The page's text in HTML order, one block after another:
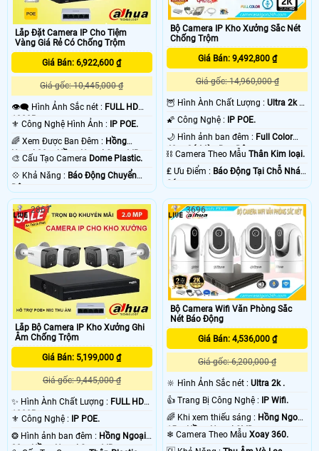
Lắp Đặt Camera IP Cho Tiệm
Vàng Giá Rẻ Có Chống Trộm
Giá Bán: 6,922,600 ₫
Giá gốc: 10,445,000 ₫
👁️‍🗨 Hình Ảnh Sắc nét : FULL HD
1080P .
⚜️ Công Nghệ Hình Ảnh : IP POE.
🌈 Xem Được Ban Đêm : Hồng
Ngoại 30m Hồng Ngoại Smart IR.
🎨 Cấu Tạo Camera Dome Plastic.
️💠 Khả Năng : Báo Động Chuyển
Động.
Bộ Camera IP Kho Xưởng Sắc Nét
Chống Trộm
Giá Bán: 9,492,800 ₫
Giá gốc: 14,960,000 ₫
🦉 Hình Ành Chất Lượng :Ultra 2k +
🌠 Công Nghệ : IP POE.
🌙 Hình ảnh ban đêm : Full Color
40m Có Màu Ban Ðêm.
⛓ Camera Theo MẫuThân Kim loại.
️₤ Ưu Điểm : Báo Động Tại Chỗ Nháy
Sáng.
Lắp Bộ Camera IP Kho Xưởng Ghi
Âm Chống Trộm
Giá Bán: 5,199,000 ₫
Giá gốc: 9,445,000 ₫
✨ Hình Ành Chất Lượng : FULL HD
1080P .
⚜️ Công Nghệ :
IP POE.
❂ Hình ảnh ban đêm : Hồng Ngoại
30m Hồng Ngoại Smart IR.
2861
Bộ Camera Wifi Văn Phòng Sắc
Nét Báo Động
Giá Bán: 4,536,000 ₫
Giá gốc: 6,200,000 ₫
🔆 Hình Ảnh Sắc nét :Ultra 2k .
👍 Trang Bị Công Nghệ :
IP Wifi.
🌈 Khi xem thiếu sáng : Hồng Ngoại
15m Hồng Ngoại SMD.
❄ Camera Theo MẫuXoay 360.
3696